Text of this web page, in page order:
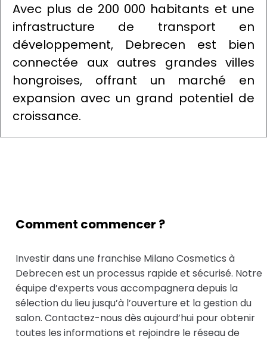
Avec plus de 200 000 habitants et une
infrastructure de transport en
développement, Debrecen est bien
connectée aux autres grandes villes
hongroises, offrant un marché en
expansion avec un grand potentiel de
croissance.
Comment commencer ?
Investir dans une franchise Milano Cosmetics à
Debrecen est un processus rapide et sécurisé. Notre
équipe d’experts vous accompagnera depuis la
sélection du lieu jusqu’à l’ouverture et la gestion du
salon. Contactez-nous dès aujourd’hui pour obtenir
toutes les informations et rejoindre le réseau de